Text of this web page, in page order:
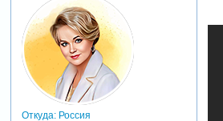
Откуда:Россия